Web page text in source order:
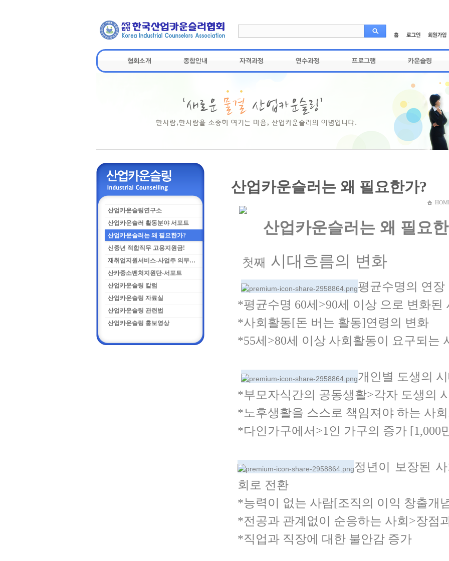
산업카운슬링연구소
산업카운슬러 활동분야 서포트
산업카운슬러는 왜 필요한가?
신중년 적합직무 고용지원금!
재취업지원서비스-사업주 의무화란
산카중소벤처지원단-서포트
산업카운슬링 칼럼
산업카운슬링 자료실
산업카운슬링 관련법
산업카운슬링 홍보영상
산업카운슬러는 왜 필요한가?
산업카운슬러는 왜 필요
첫째 시대흐름의 변화
평균수명의 연장
*평균수명 60세 >90세 이상 으로 변화된
*사회활동[돈 버는 활동]연령의 변화
*55세 >80세 이상 사회활동이 요구되는
개인별 도생의
*부모자식간의 공동생활>각자 도생의
*노후생활을 스스로 책임져야 하는 사
*다인가구에서 >1 인 가구의 증가 [1,000
정년이 보장된 사
회로 전환
*능력이 없는 사람[조직의 이익 창출개
*전공과 관계없이 순응하는 사회 >장점
*직업과 직장에 대한 불안감 증가